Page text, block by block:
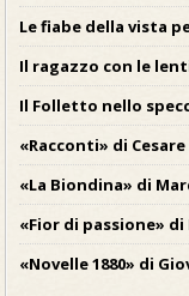
Le fiabe della vista
Il ragazzo con le
Il Folletto nello
«Racconti» di Cesare
«La Biondina» di
«Fior di passione»
«Novelle 1880» di